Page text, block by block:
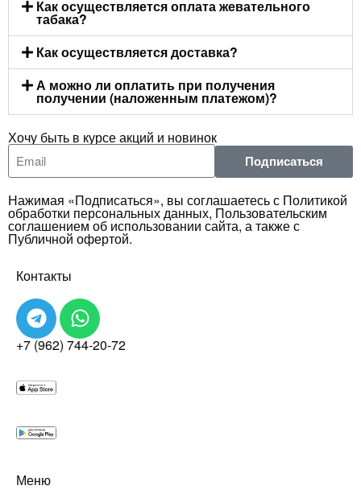
Как осуществляется оплата жевательного
табака?
Как осуществляется доставка?
А можно ли оплатить при получения
получении (наложенным платежом)?
Хочу быть в курсе акций и новинок
Подписаться
Нажимая «Подписаться», вы соглашаетесь с Политикой
обработки персональных данных, Пользовательским
соглашением об использовании сайта, а также с
Публичной офертой.
Контакты
+7 (962) 744-20-72
Меню